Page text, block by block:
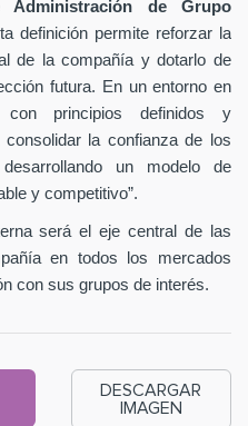
Administración de Grupo
definición permite reforzar la
de la compañía y dotarlo de
futura. En un entorno en
con principios definidos y
la confianza de los
un modelo de
y competitivo”.
será el eje central de las
en todos los mercados
con sus grupos de interés.
DESCARGAR
IMAGEN